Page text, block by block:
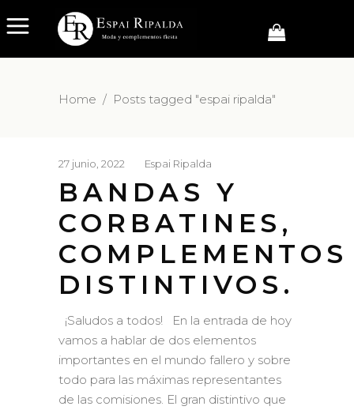
Home / Posts tagged "espai ripalda"
27 junio, 2022 Espai Ripalda
BANDAS Y
CORBATINES,
COMPLEMENTOS
DISTINTIVOS.
¡Saludos a todos! En la entrada de hoy
vamos a hablar de dos elementos
importantes en el mundo fallero y sobre
todo para las máximas representantes
de las comisiones. El gran distintivo que